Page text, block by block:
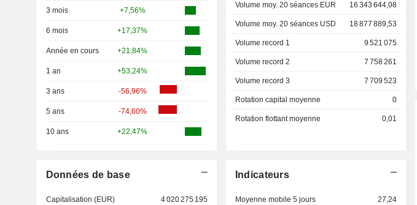
3 mois +7,56%
6 mois +17,37%
Année en cours +21,84%
1 an +53,24%
3 ans -56,96%
5 ans -74,60%
10 ans +22,47%
Volume moy. 20 séances EUR 16 343 644,08
Volume moy. 20 séances USD 18 877 889,53
Volume record 1 9 521 075
Volume record 2 7 758 261
Volume record 3 7 709 523
Rotation capital moyenne 0
Rotation flottant moyenne 0,01
Données de base
Capitalisation (EUR) 4 020 275 195
Indicateurs
Moyenne mobile 5 jours 27,24